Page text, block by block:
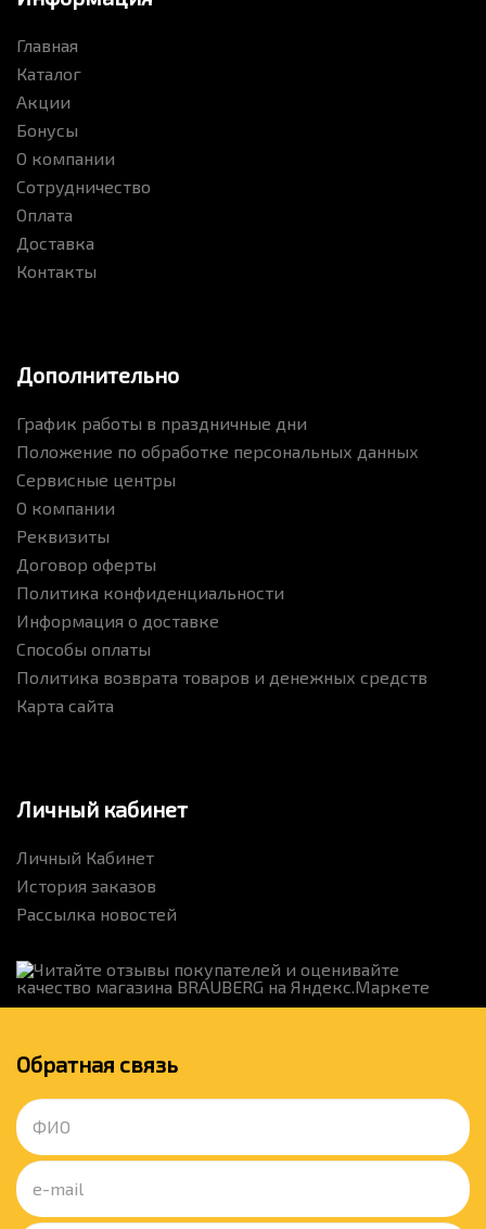
Главная
Каталог
Акции
Бонусы
О компании
Сотрудничество
Оплата
Доставка
Контакты
Дополнительно
График работы в праздничные дни
Положение по обработке персональных данных
Сервисные центры
О компании
Реквизиты
Договор оферты
Политика конфиденциальности
Информация о доставке
Способы оплаты
Политика возврата товаров и денежных средств
Карта сайта
Личный кабинет
Личный Кабинет
История заказов
Рассылка новостей
Обратная связь